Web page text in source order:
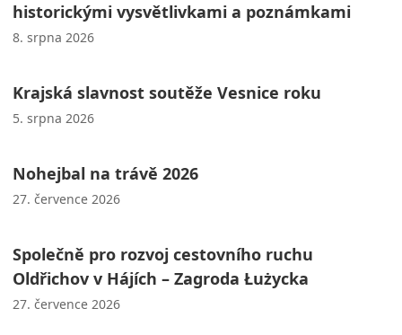
historickými vysvětlivkami a poznámkami
8. srpna 2026
Krajská slavnost soutěže Vesnice roku
5. srpna 2026
Nohejbal na trávě 2026
27. července 2026
Společně pro rozvoj cestovního ruchu
Oldřichov v Hájích – Zagroda Łużycka
27. července 2026